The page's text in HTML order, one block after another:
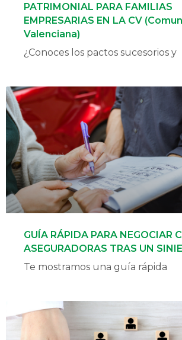
PATRIMONIAL PARA FAMILIAS
EMPRESARIAS EN LA CV
Valenciana)
¿Conoces los pactos sucesorios y
GUÍA RÁPIDA PARA NEGOCIAR
ASEGURADORAS TRAS UN
Te mostramos una guía rápida